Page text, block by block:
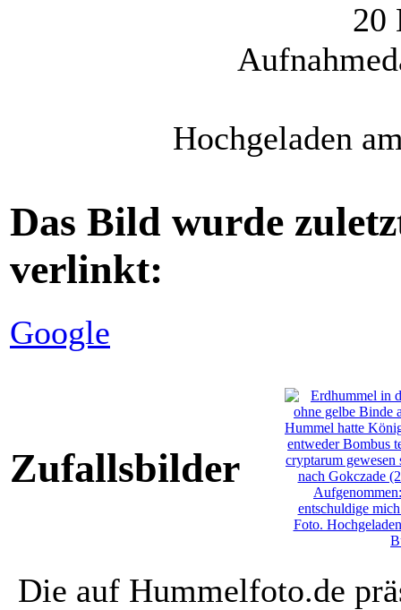
20
Hochgeladen
Das Bild wurde
verlinkt:
Google
Zufallsbilder
Die auf Hummelfoto.de